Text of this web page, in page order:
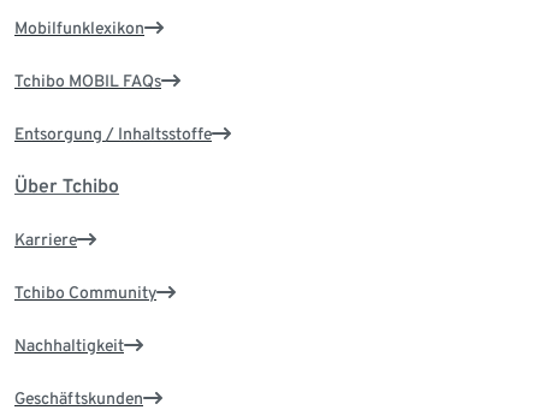
Mobilfunklexikon
Tchibo MOBIL FAQs
Entsorgung / Inhaltsstoffe
Über Tchibo
Karriere
Tchibo Community
Nachhaltigkeit
Geschäftskunden